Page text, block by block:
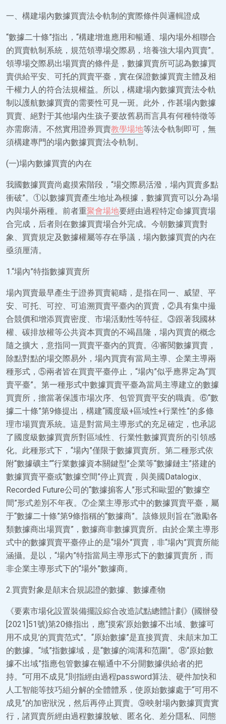
一、構建場內數據買賣法令軌制的實際條件與邏輯證成
“數據二十條”指出，“構建增進應用和暢通、場內場外相聯合
的買賣軌制系統，規范領導場交際易，培養強大場內買賣”。
領導場交際易出場買賣的條件是，數據買賣所可認為數據買
賣供給平安、可托的買賣平臺，實在保證數據買賣主體及相
干權力人的符合法規權益。所以，構建場內數據買賣法令軌
制以護航數據買賣的需要性可見一斑。此外，作甚場內數據
買賣、絕對于其他場內生孩子要故舊易而言具有何種特徵等
亦需廓清。不然實用證券買賣教學場地等法令軌制即可，無
須構建專門的場內數據買賣法令軌制。
(一)場內數據買賣的內在
我國數據買賣尚處摸索階段，“場交際易活潑，場內買賣多點
衝破”。①以數據買賣產生地址為根據，數據買賣可以分為場
內與場外兩種。前者重聚會場地要經由過程特定命據買賣場
合完成，后者則在數據買賣場合外完成。今朝數據買賣對
象、買賣規定及數據權屬等存在爭議，場內數據買賣的內在
亟須厘清。
1.“場內”特指數據買賣所
場內買賣最早產生于證券買賣範疇，是指在同一、威望、平
安、可托、可控、可追溯買賣平臺內的買賣，②具有集中撮
合競價和增添買賣密度、市場活動性等特征。③跟著我國林
權、碳排放權等公共資本買賣的不竭昌隆，場內買賣的概念
隨之擴大，意指同一買賣平臺內的買賣。④審閱數據買賣，
除點對點的場交際易外，場內買賣有當局主導、企業主導兩
種形式，⑤兩者皆在買賣平臺停止，“場內”似乎應界定為“買
賣平臺”。第一種形式中數據買賣平臺為當局主導建立的數據
買賣所，擔當著保護市場次序、包管買賣平安的職責。⑥“數
據二十條”第9條提出，構建“國度級+區域性+行業性”的多條
理市場買賣系統。這是對當局主導形式的充足確定，也承認
了國度級數據買賣所對區域性、行業性數據買賣所的引領感
化。此種形式下，“場內”僅限于數據買賣所。第二種形式依
附“數據礦主”“行業數據資本關鍵型”企業等“數據鏈主”搭建的
數據買賣平臺或“數據空間”停止買賣，與美國Datalogix、
Recorded Future公司的“數據掮客人”形式和歐盟的“數據空
間”形式差別不年夜。⑦企業主導形式中的數據買賣平臺，屬
于“數據二十條”第9條指稱的“數據商”。該條規則旨在“激勵各
類數據商出場買賣”，數據商非數據買賣所。由於企業主導形
式中的數據買賣平臺停止的是“場外”買賣，非“場內”買賣所能
涵攝。是以，“場內”特指當局主導形式下的數據買賣所，而
非企業主導形式下的“場外”數據商。
2.買賣對象是顛末合規認證的數據、數據產物
《要素市場化設置裝備擺設綜合改造試點總體計劃》(國辦發
[2021]51號)第20條指出，應“摸索‘原始數據不出域、數據可
用不成見’的買賣范式”。“原始數據”是直接買賣、未顛末加工
的數據。“域”指數據域，是“數據的鴻溝和范圍”。⑧“原始數
據不出域”指應包管數據在暢通中不分開數據供給者的把
持。“可用不成見”則指經由過程password算法、硬件加快和
人工智能等技巧組分解的全體體系，使原始數據處于“可用不
成見”的加密狀況，然后再停止買賣。⑨映射場內數據買賣實
行，諸買賣所經由過程數據脫敏、匿名化、差分隱私、同態